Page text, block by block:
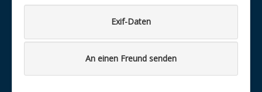
Exif-Daten
An einen Freund senden